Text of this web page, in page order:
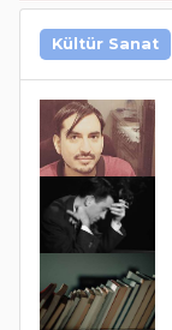
Kültür Sanat